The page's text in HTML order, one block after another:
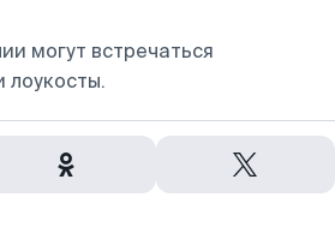
могут встречаться
лоукосты.